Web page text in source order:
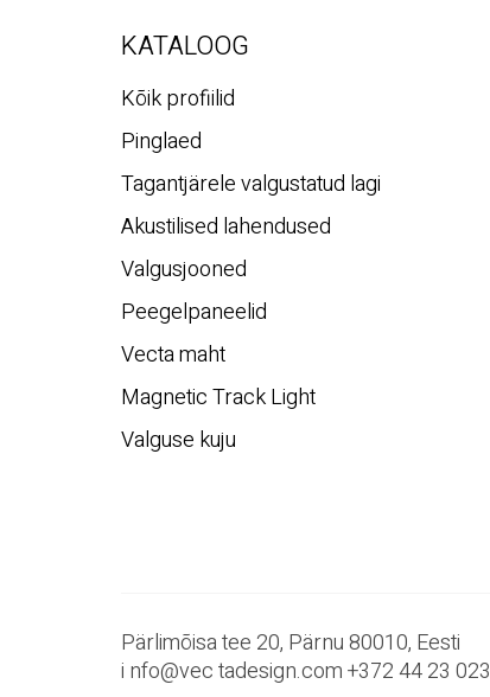
KATALOOG
Kõik profiilid
Pinglaed
Tagantjärele valgustatud lagi
Akustilised lahendused
Valgusjooned
Peegelpaneelid
Vecta maht
Magnetic Track Light
Valguse kuju
Pärlimõisa tee 20, Pärnu 80010, Eesti
i nfo@vectadesign.com +372 44 23 023